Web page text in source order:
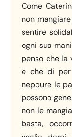
Come
non
sentire
ogni sua
penso che la
e che di per
neppure le
possono
non le
basta,